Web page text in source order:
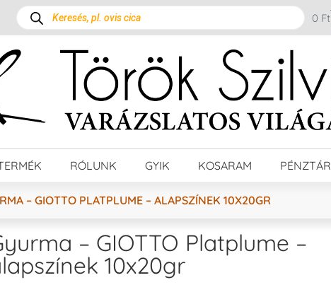
0 Ft
RÓLUNK GYIK KOSARAM PÉNZTÁR
– GIOTTO PLATPLUME – ALAPSZÍNEK 10X20GR
– GIOTTO Platplume –
10x20gr